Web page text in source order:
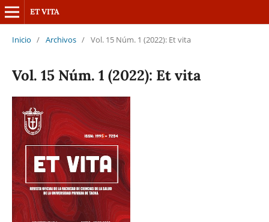
ET VITA
Inicio / Archivos / Vol. 15 Núm. 1 (2022): Et vita
Vol. 15 Núm. 1 (2022): Et vita